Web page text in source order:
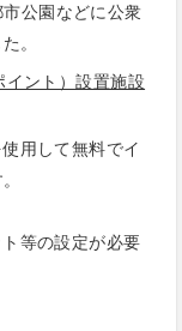
公園などに公衆
。
ント）設置施設
用して無料でイ
等の設定が必要